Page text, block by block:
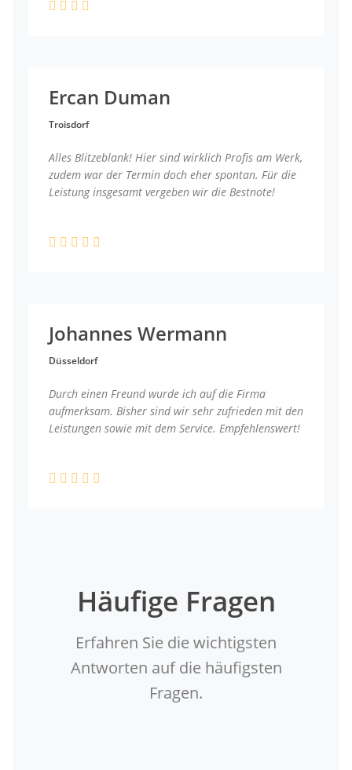
Ercan Duman
Troisdorf
Alles Blitzeblank! Hier sind wirklich Profis am Werk,
zudem war der Termin doch eher spontan. Für die
Leistung insgesamt vergeben wir die Bestnote!
Johannes Wermann
Düsseldorf
Durch einen Freund wurde ich auf die Firma
aufmerksam. Bisher sind wir sehr zufrieden mit den
Leistungen sowie mit dem Service. Empfehlenswert!
Häufige Fragen
Erfahren Sie die wichtigsten
Antworten auf die häufigsten
Fragen.